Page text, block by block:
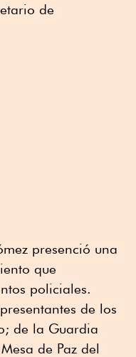
de
presenció una
que
policiales.
de los
de la Guardia
de Paz del